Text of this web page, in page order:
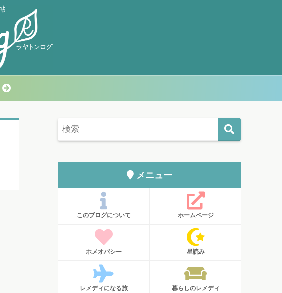
メニュー
このブログについて ホームページ
ホメオパシー 星読み
レメディになる旅 暮らしのレメディ